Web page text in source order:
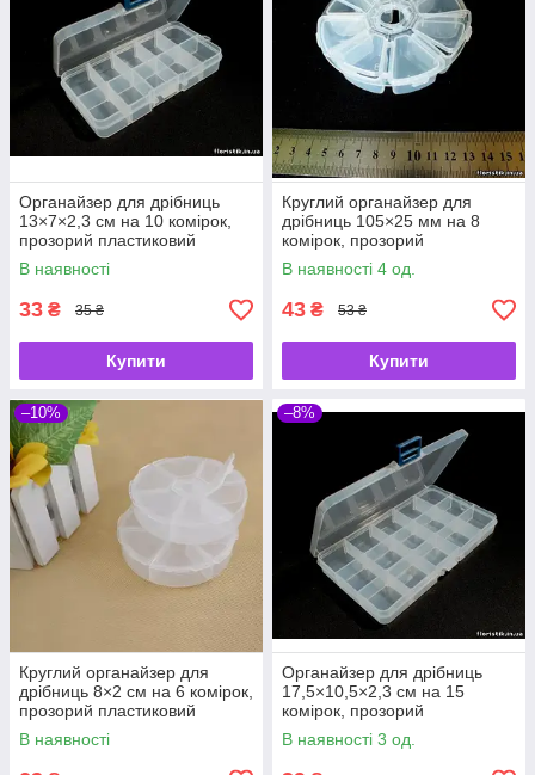
Органайзер для дрібниць
13×7×2,3 см на 10 комірок,
прозорий пластиковий
контейнер
В наявності
33 ₴ 35 ₴
Купити
Круглий органайзер для
дрібниць 105×25 мм на 8
комірок, прозорий
пластиковий контейнер
В наявності 4 од.
43 ₴ 53 ₴
Купити
–10%
Круглий органайзер для
дрібниць 8×2 см на 6 комірок,
прозорий пластиковий
контейнер
В наявності
–8%
Органайзер для дрібниць
17,5×10,5×2,3 см на 15
комірок, прозорий
пластиковий контейнер
В наявності 3 од.